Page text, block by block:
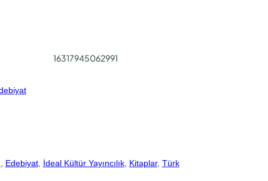
16317945062991
Edebiyat, İdeal Kültür Yayıncılık, Kitaplar, Türk